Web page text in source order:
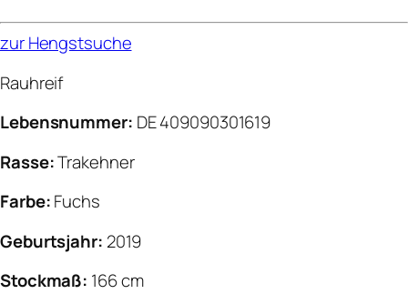
zur Hengstsuche
Rauhreif
Lebensnummer: DE 409090301619
Rasse:Trakehner
Farbe:Fuchs
Geburtsjahr: 2019
Stockmaß: 166 cm